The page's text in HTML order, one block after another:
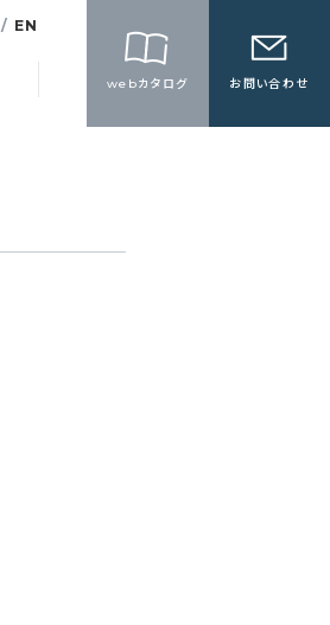
EN
webカタログ お問い合わせ